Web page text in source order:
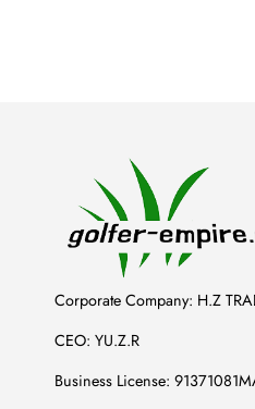
Corporate Company: H.Z
CEO: YU.Z.R
Business License: